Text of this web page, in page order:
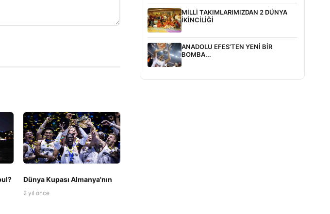
Dünya Kupası Almanya'nın
2 yıl önce
MİLLİ TAKIMLARIMIZDAN 2 DÜNYA
İKİNCİLİĞİ
ANADOLU EFES'TEN YENİ BİR
BOMBA...